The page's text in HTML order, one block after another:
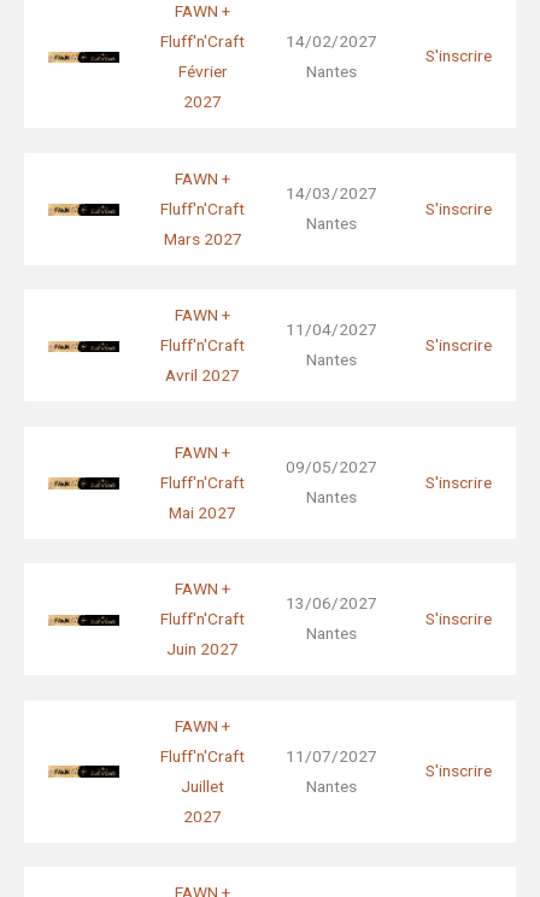
FAWN +
Fluff'n'Craft
Février
2027
14/02/2027
Nantes
S'inscrire
FAWN +
Fluff'n'Craft
Mars 2027
14/03/2027
Nantes
S'inscrire
FAWN +
Fluff'n'Craft
Avril 2027
11/04/2027
Nantes
S'inscrire
FAWN +
Fluff'n'Craft
Mai 2027
09/05/2027
Nantes
S'inscrire
FAWN +
Fluff'n'Craft
Juin 2027
13/06/2027
Nantes
S'inscrire
FAWN +
Fluff'n'Craft
Juillet
2027
11/07/2027
Nantes
S'inscrire
FAWN +